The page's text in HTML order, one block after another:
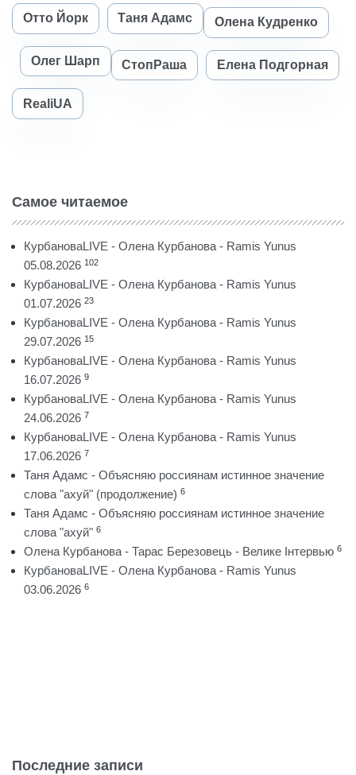
Отто Йорк Таня Адамс Олена Кудренко
Олег Шарп СтопРаша Елена Подгорная
RealiUA
Самое читаемое
КурбановаLIVE - Олена Курбанова - Ramis Yunus
05.08.2026 102
КурбановаLIVE - Олена Курбанова - Ramis Yunus
01.07.2026 23
КурбановаLIVE - Олена Курбанова - Ramis Yunus
29.07.2026 15
КурбановаLIVE - Олена Курбанова - Ramis Yunus
16.07.2026 9
КурбановаLIVE - Олена Курбанова - Ramis Yunus
24.06.2026 7
КурбановаLIVE - Олена Курбанова - Ramis Yunus
17.06.2026 7
Таня Адамс - Объясняю россиянам истинное значение
слова "ахуй" (продолжение) 6
Таня Адамс - Объясняю россиянам истинное значение
слова "ахуй" 6
Олена Курбанова - Тарас Березовець - Велике Інтервью 6
КурбановаLIVE - Олена Курбанова - Ramis Yunus
03.06.2026 6
Последние записи